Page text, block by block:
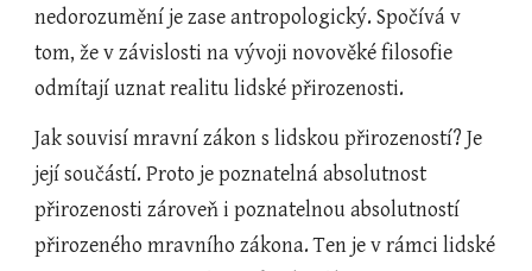
nedorozumění je zase antropologický. Spočívá v
tom, že v závislosti na vývoji novověké filosofie
odmítají uznat realitu lidské přirozenosti.
Jak souvisí mravní zákon s lidskou přirozeností? Je
její součástí. Proto je poznatelná absolutnost
přirozenosti zároveň i poznatelnou absolutností
přirozeného mravního zákona. Ten je v rámci lidské